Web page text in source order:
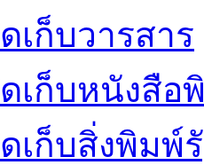
เก็บวารสาร
เก็บหนังสือ
เก็บสิ่งพิมพ์